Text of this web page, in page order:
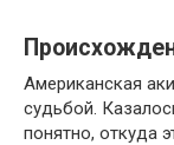
Американская
судьбой.
понятно, откуда